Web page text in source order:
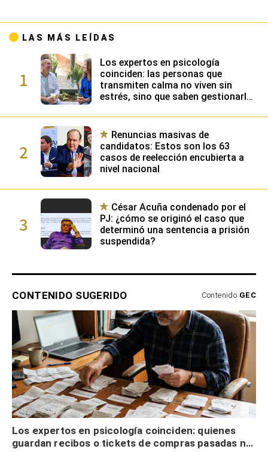
LAS MÁS LEÍDAS
1
Los expertos en psicología
coinciden: las personas que
transmiten calma no viven sin
estrés, sino que saben gestionarlo
emocional
2
Renuncias masivas de
candidatos: Estos son los 63
casos de reelección encubierta a
nivel nacional
3
César Acuña condenado por el
PJ: ¿cómo se originó el caso que
determinó una sentencia a prisión
suspendida?
CONTENIDO SUGERIDO Contenido GEC
Los expertos en psicología coinciden: quienes
guardan recibos o tickets de compras pasadas no